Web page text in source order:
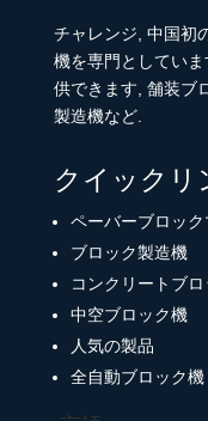
チャレンジ, 中国初
機を専門としてい
供できます, 舗装ブ
製造機など.
クイックリ
ペーバーブロック
ブロック製造機
コンクリートブ
中空ブロック機
人気の製品
全自動ブロック機